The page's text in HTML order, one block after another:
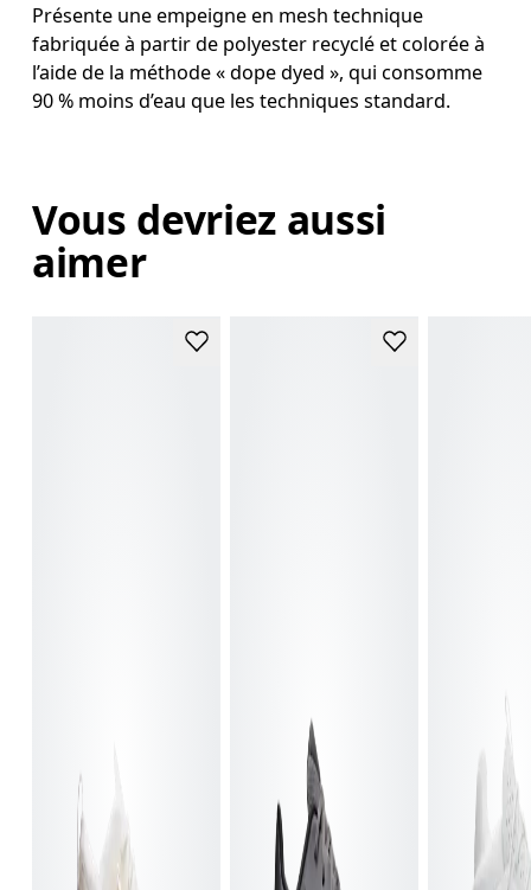
Présente une empeigne en mesh technique
fabriquée à partir de polyester recyclé et colorée à
l’aide de la méthode « dope dyed », qui consomme
90 % moins d’eau que les techniques standard.
Vous devriez aussi
aimer